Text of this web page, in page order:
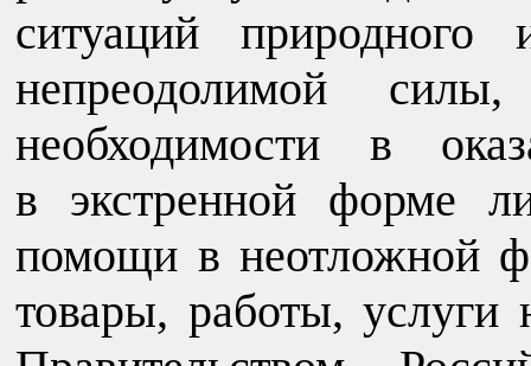
ситуаций природного
непреодолимой
необходимости в
в экстренной форме
помощи в неотложной
товары, работы,